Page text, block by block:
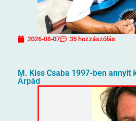
2026-08-07 35 hozzászólás
M. Kiss Csaba 1997-ben annyit
Árpád